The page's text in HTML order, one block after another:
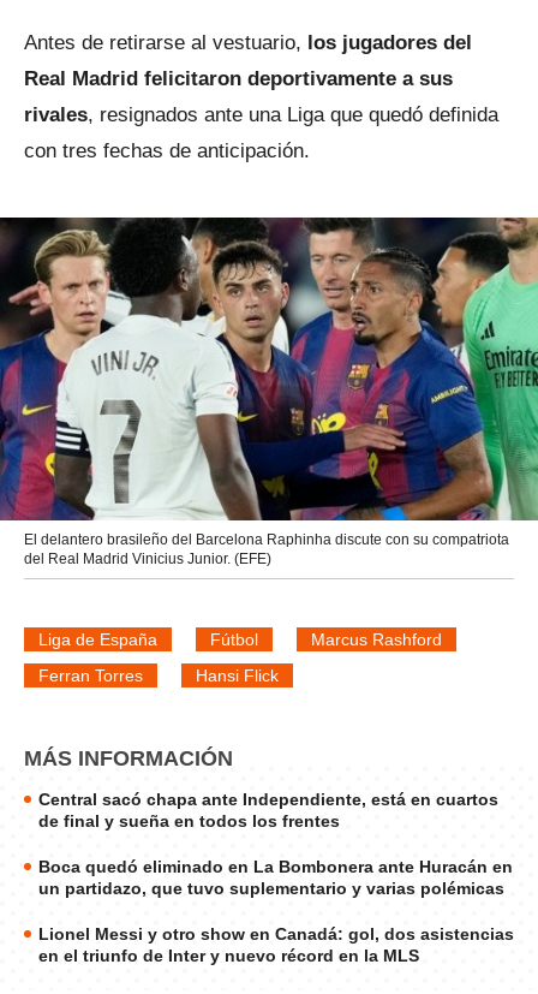
Antes de retirarse al vestuario, los jugadores del
Real Madrid felicitaron deportivamente a sus
rivales, resignados ante una Liga que quedó definida
con tres fechas de anticipación.
El delantero brasileño del Barcelona Raphinha discute con su compatriota
del Real Madrid Vinicius Junior. (EFE)
Liga de España Fútbol
Marcus Rashford
Ferran Torres
Hansi Flick
MÁS INFORMACIÓN
Central sacó chapa ante Independiente, está en cuartos
de final y sueña en todos los frentes
Boca quedó eliminado en La Bombonera ante Huracán en
un partidazo, que tuvo suplementario y varias polémicas
Lionel Messi y otro show en Canadá: gol, dos asistencias
en el triunfo de Inter y nuevo récord en la MLS